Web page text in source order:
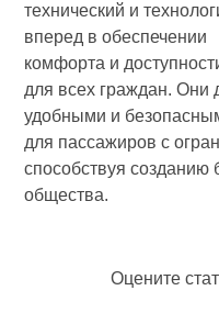
технический и
вперед в обеспечении
комфорта и
для всех граждан. Они
удобными и
для пассажиров с
способствуя созданию
общества.
Оцените